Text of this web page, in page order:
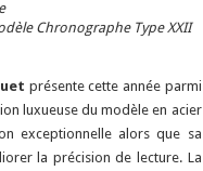
Chronographe Type XXII
présente cette année parmi
luxueuse du modèle en acier
exceptionnelle alors que sa
la précision de lecture. La